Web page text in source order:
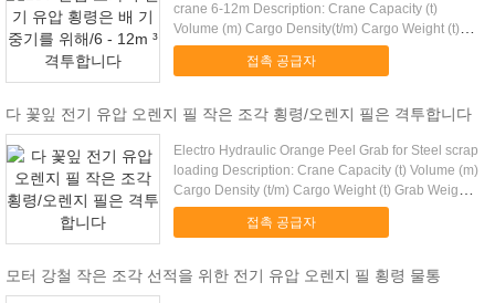
crane 6-12m Description: Crane Capacity (t)
Volume (m) Cargo Density(t/m) Cargo Weight (t)
Grab Weight ...
접촉 공급자
다 꽃잎 전기 유압 오렌지 필 작은 조각 횡령/오렌지 필은 격투합니다
Electro Hydraulic Orange Peel Grab for Steel scrap
loading Description: Crane Capacity (t) Volume (m)
Cargo Density (t/m) Cargo Weight (t) Grab Weight
...
접촉 공급자
모터 강철 작은 조각 선적을 위한 전기 유압 오렌지 필 횡령 물통